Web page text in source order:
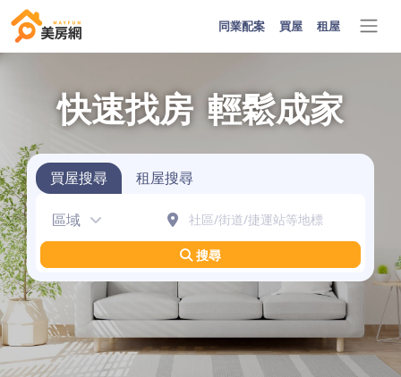
同業配案 買屋 租屋
快速找房 輕鬆成家
買屋搜尋 租屋搜尋
區域
搜尋